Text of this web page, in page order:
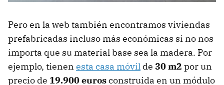
Pero en la web también encontramos viviendas
prefabricadas incluso más económicas si no nos
importa que su material base sea la madera. Por
ejemplo, tienen esta casa móvil de 30 m2 por un
precio de 19.900 eurosconstruida en un módulo